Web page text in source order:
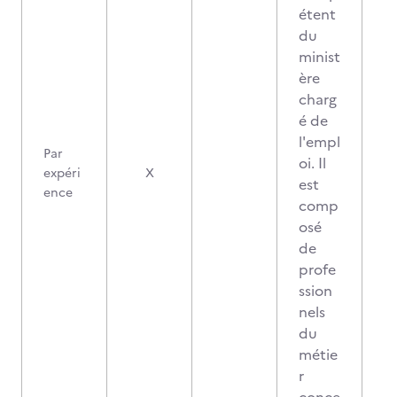
Par
expéri
ence
X
étent
du
minist
ère
charg
é de
l'empl
oi. Il
est
comp
osé
de
profe
ssion
nels
du
métie
r